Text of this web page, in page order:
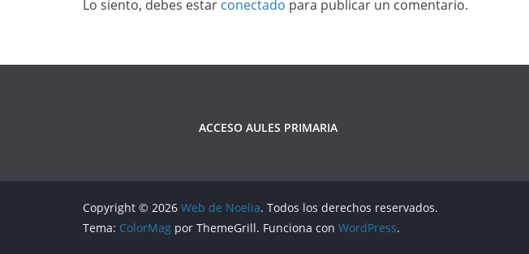
Lo siento, debes estar conectado para publicar un comentario.
ACCESO AULES PRIMARIA
Copyright © 2026 Web de Noelia. Todos los derechos reservados.
Tema: ColorMag por ThemeGrill. Funciona con WordPress.